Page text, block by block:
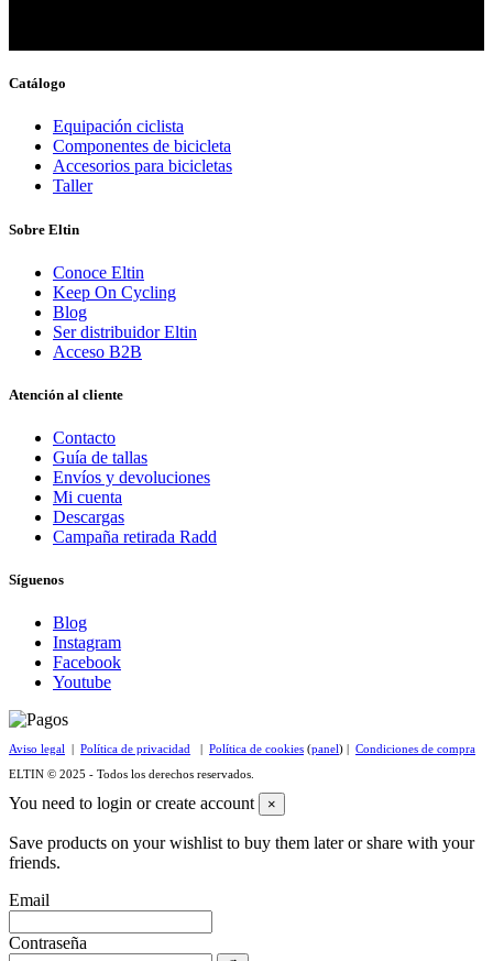
Catálogo
Equipación ciclista
Componentes de bicicleta
Accesorios para bicicletas
Taller
Sobre Eltin
Conoce Eltin
Keep On Cycling
Blog
Ser distribuidor Eltin
Acceso B2B
Atención al cliente
Contacto
Guía de tallas
Envíos y devoluciones
Mi cuenta
Descargas
Campaña retirada Radd
Síguenos
Blog
Instagram
Facebook
Youtube
Aviso legal Política de privacidad Política de cookies (panel) | Condiciones de compra
ELTIN © 2025 - Todos los derechos reservados.
You need to login or create account ×
Save products on your wishlist to buy them later or share with your
friends.
Email
Contraseña